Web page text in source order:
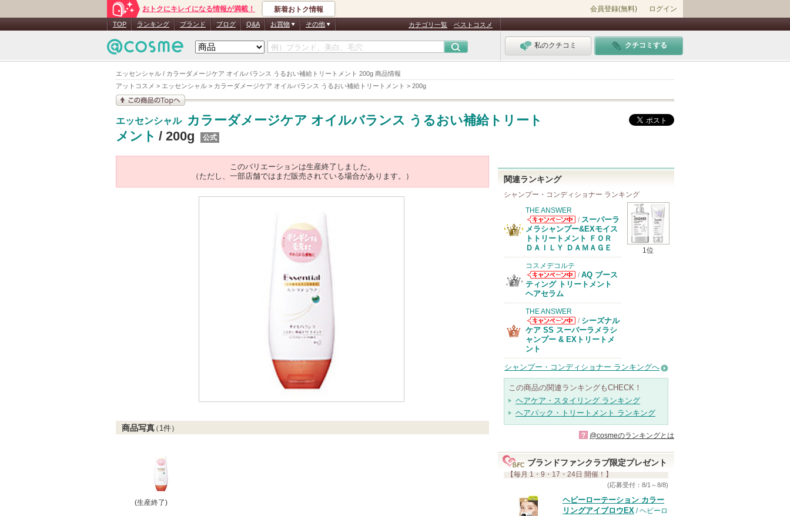
エッセンシャル / カラーダメージケア オイルバランス うるおい補給トリートメント 200g 商品情報
アットコスメ > エッセンシャル > カラーダメージケア オイルバランス うるおい補給トリートメント > 200g
おトクにキレイになる情報が満載！ 新着おトク情報 会員登録(無料) ログイン
TOP ランキング ブランド ブログ Q&A お買物 その他 カテゴリ一覧 ベストコスメ
私のクチコミ クチコミする
エッセンシャル
カラーダメージケア オイルバランス うるおい補給トリート
メント / 200g 公式
このバリエーションは生産終了しました。
（ただし、一部店舗ではまだ販売されている場合があります。）
商品写真（ 1件）
(生産終了)
関連ランキング
シャンプー・コンディショナー ランキング
1位
THE ANSWER
THE ANSWER
からのお知らせ
があります
/ スーパーラ
メラシャンプー&EXモイス
トトリートメント ＦＯＲ
ＤＡＩＬＹ ＤＡＭＡＧＥ
コスメデコルテ
コスメデコルテ
からのお知らせ
/ AQ ブース
ティング トリートメント
ヘアセラム
THE ANSWER
THE ANSWER
からのお知らせ
があります
/ シーズナル
ケア SS スーパーラメラシ
ャンプー & EXトリートメ
ント
シャンプー・コンディショナー ランキングへ
この商品の関連ランキングもCHECK！
ヘアケア・スタイリング ランキング
ヘアパック・トリートメント ランキング
? @cosmeのランキングとは
ブランドファンクラブ限定プレゼント
【毎月 1・9・17・24日 開催！】
(応募受付：8/1～8/8)
ヘビーローテーション カラー
リングアイブロウEX / ヘビーロ